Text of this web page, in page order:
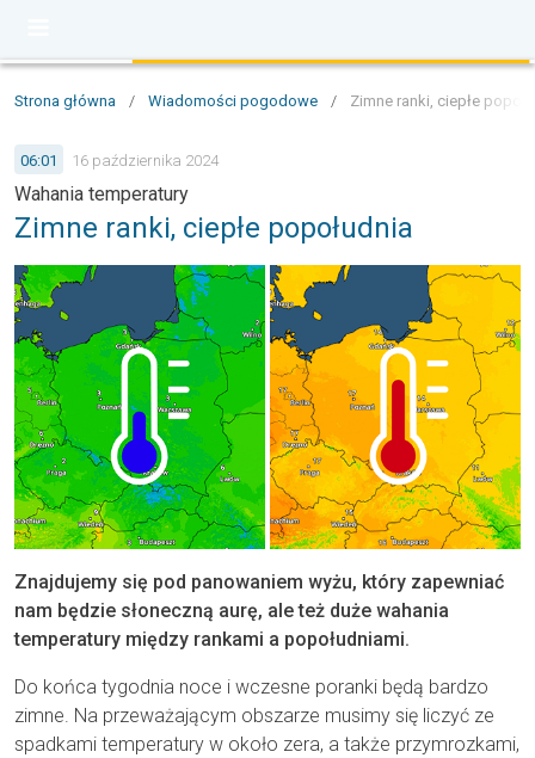
Strona główna / Wiadomości pogodowe / Zimne ranki, ciepłe
06:01 16 października 2024
Wahania temperatury
Zimne ranki, ciepłe popołudnia
Znajdujemy się pod panowaniem wyżu, który zapewniać
nam będzie słoneczną aurę, ale też duże wahania
temperatury między rankami a popołudniami.
Do końca tygodnia noce i wczesne poranki będą bardzo
zimne. Na przeważającym obszarze musimy się liczyć ze
spadkami temperatury w około zera, a także przymrozkami,